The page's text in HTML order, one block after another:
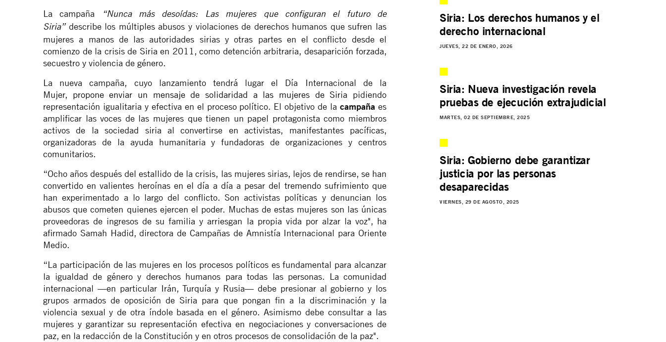
La campaña
“Nunca más desoídas: Las mujeres que configuran el futuro de
Siria”describe los múltiples abusos y violaciones de derechos humanos que sufren las
mujeres a manos de las autoridades sirias y otras partes en el conflicto desde el
comienzo de la crisis de Siria en 2011, como detención arbitraria, desaparición forzada,
secuestro y violencia de género.
La nueva campaña, cuyo lanzamiento tendrá lugar el Día Internacional de la
Mujer, propone enviar un mensaje de solidaridad a las mujeres de Siria pidiendo
representación igualitaria y efectiva en el proceso político. El objetivo de lacampaña es
amplificar las voces de las mujeres que tienen un papel protagonista como miembros
activos de la sociedad siria al convertirse en activistas, manifestantes pacíficas,
organizadoras de la ayuda humanitaria y fundadoras de organizaciones y centros
comunitarios.
“Ocho años después del estallido de la crisis, las mujeres sirias, lejos de rendirse, se han
convertido en valientes heroínas en el día a día a pesar del tremendo sufrimiento que
han experimentado a lo largo del conflicto. Son activistas políticas y denuncian los
abusos que cometen quienes ejercen el poder. Muchas de estas mujeres son las únicas
proveedoras de ingresos de su familia y arriesgan la propia vida por alzar la voz", ha
afirmado Samah Hadid, directora de Campañas de Amnistía Internacional para Oriente
Medio.
“La participación de las mujeres en los procesos políticos es fundamental para alcanzar
la igualdad de género y derechos humanos para todas las personas. La comunidad
internacional —en particular Irán, Turquía y Rusia— debe presionar al gobierno y los
grupos armados de oposición de Siria para que pongan fin a la discriminación y la
violencia sexual y de otra índole basada en el género. Asimismo debe consultar a las
mujeres y garantizar su representación efectiva en negociaciones y conversaciones de
paz, en la redacción de la Constitución y en otros procesos de consolidación de la paz".
Siria: Los derechos humanos y el
derecho internacional
JUEVES, 22 DE ENERO, 2026
Siria: Nueva investigación revela
pruebas de ejecución extrajudicial
MARTES, 02 DE SEPTIEMBRE, 2025
Siria: Gobierno debe garantizar
justicia por las personas
desaparecidas
VIERNES, 29 DE AGOSTO, 2025